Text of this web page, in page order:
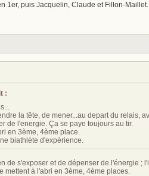
1er, puis Jacquelin, Claude et Fillon-Maillet.
:
la tête, de mener...au depart du relais,
de l'energie. Ça se paye toujours au tir.
en 3ème, 4ème place.
biathlète d'expèrience.
de s'exposer et de dépenser de l'énergie ;
mettent à l'abri en 3ème, 4ème places.